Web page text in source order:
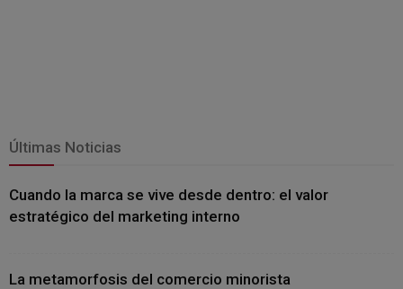
Últimas Noticias
Cuando la marca se vive desde dentro: el valor
estratégico del marketing interno
La metamorfosis del comercio minorista